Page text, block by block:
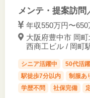
メンテ・提案訪
年収550万円〜650
大阪府豊中市 岡
西商工ビル / 岡町
シニア活躍中 50代活
駅徒歩7分以内
制服あ
学歴不問
社保完備